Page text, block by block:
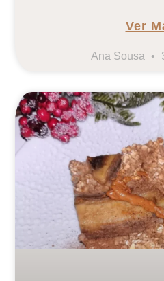
Ver
Ana Sousa